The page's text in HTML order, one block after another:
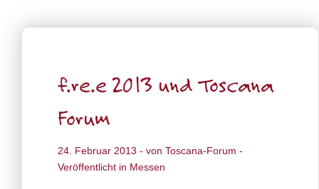
f.re.e 2013 und Toscana
Forum
24. Februar 2013 - von Toscana-Forum -
Veröffentlicht in Messen